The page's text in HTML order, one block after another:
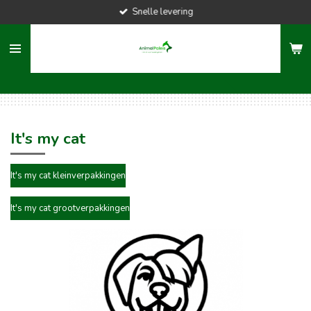
naar
hoofdinhoud
Snelle levering
It's my cat
It's my cat kleinverpakkingen
It's my cat grootverpakkingen